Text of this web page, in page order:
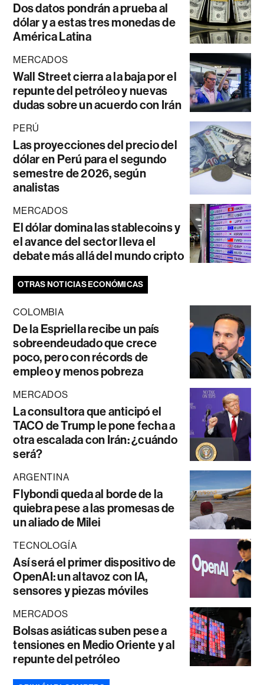
Dos datos pondrán a prueba al
dólar y a estas tres monedas de
América Latina
MERCADOS
Wall Street cierra a la baja por el
repunte del petróleo y nuevas
dudas sobre un acuerdo con Irán
PERÚ
Las proyecciones del precio del
dólar en Perú para el segundo
semestre de 2026, según
analistas
MERCADOS
El dólar domina las stablecoins y
el avance del sector lleva el
debate más allá del mundo cripto
OTRAS NOTICIAS ECONÓMICAS
COLOMBIA
De la Espriella recibe un país
sobreendeudado que crece
poco, pero con récords de
empleo y menos pobreza
MERCADOS
La consultora que anticipó el
TACO de Trump le pone fecha a
otra escalada con Irán: ¿cuándo
será?
ARGENTINA
Flybondi queda al borde de la
quiebra pese a las promesas de
un aliado de Milei
TECNOLOGÍA
Así será el primer dispositivo de
OpenAI: un altavoz con IA,
sensores y piezas móviles
MERCADOS
Bolsas asiáticas suben pese a
tensiones en Medio Oriente y al
repunte del petróleo